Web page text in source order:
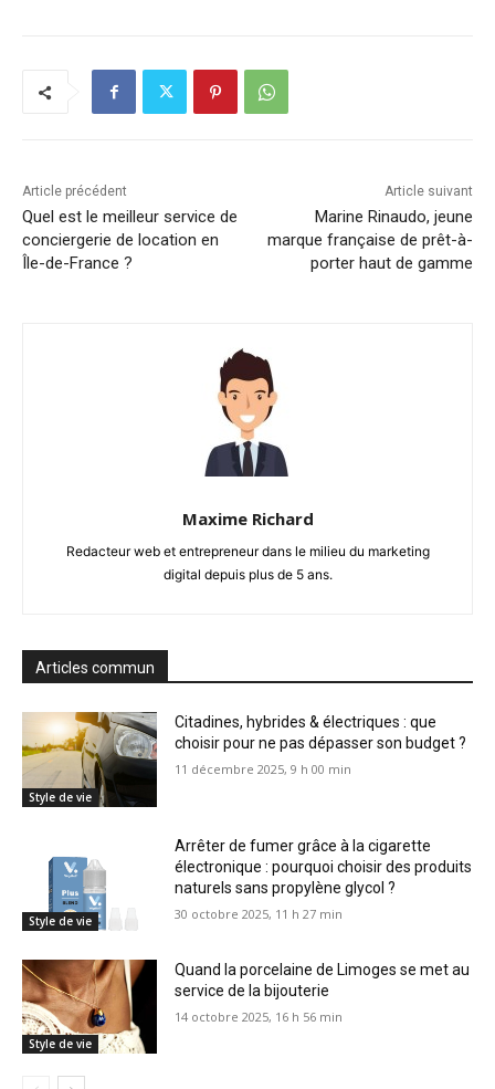
Article précédent
Quel est le meilleur service de
conciergerie de location en
Île-de-France ?
Article suivant
Marine Rinaudo, jeune
marque française de prêt-à-
porter haut de gamme
Maxime Richard
Redacteur web et entrepreneur dans le milieu du marketing
digital depuis plus de 5 ans.
Articles commun
Style de vie
Citadines, hybrides & électriques : que
choisir pour ne pas dépasser son budget ?
11 décembre 2025, 9 h 00 min
Style de vie
Arrêter de fumer grâce à la cigarette
électronique : pourquoi choisir des produits
naturels sans propylène glycol ?
30 octobre 2025, 11 h 27 min
Style de vie
Quand la porcelaine de Limoges se met au
service de la bijouterie
14 octobre 2025, 16 h 56 min